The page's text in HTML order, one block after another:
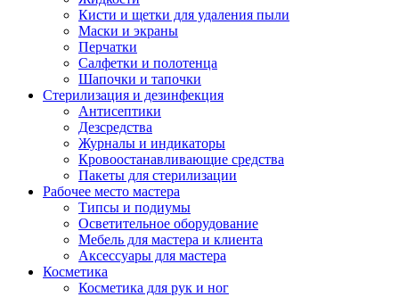
Кисти и щетки для удаления пыли
Маски и экраны
Перчатки
Салфетки и полотенца
Шапочки и тапочки
Стерилизация и дезинфекция
Антисептики
Дезсредства
Журналы и индикаторы
Кровоостанавливающие средства
Пакеты для стерилизации
Рабочее место мастера
Типсы и подиумы
Осветительное оборудование
Мебель для мастера и клиента
Аксессуары для мастера
Косметика
Косметика для рук и ног